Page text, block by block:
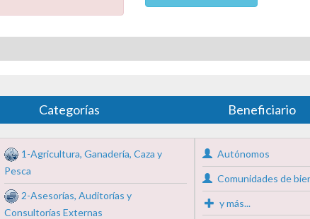
Categorías Beneficiario
1-Agricultura, Ganadería, Caza y
Pesca
2-Asesorías, Auditorías y
Consultorías Externas
Autónomos
Comunidades de
y más...